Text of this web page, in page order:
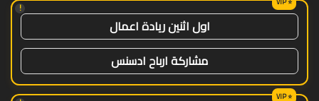
!
اول اثنين ريادة اعمال
مشاركة ارباح ادسنس